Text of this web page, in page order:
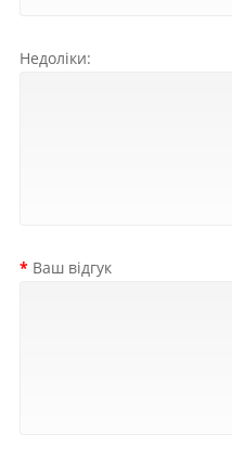
Недоліки:
Ваш відгук